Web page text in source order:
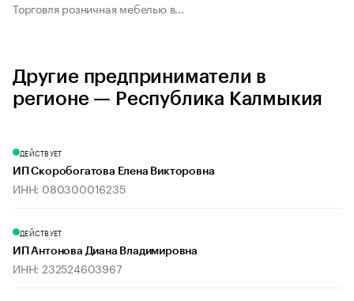
Торговля розничная мебелью в...
Другие предприниматели в
регионе — Республика Калмыкия
ДЕЙСТВУЕТ
ИП Скоробогатова Елена Викторовна
ИНН: 080300016235
ДЕЙСТВУЕТ
ИП Антонова Диана Владимировна
ИНН: 232524603967